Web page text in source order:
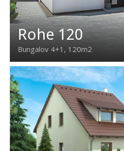
Rohe 120
Bungalov 4+1, 120m2